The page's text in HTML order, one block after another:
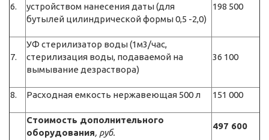
6.
устройством нанесения даты (для
бутылей цилиндрической формы 0,5 -2,0)
198 500
7.
УФ стерилизатор воды (1м3/час,
стерилизация воды, подаваемой на
вымывание дезраствора)
36 100
8. Расходная емкость нержавеющая 500 л 151 000
Стоимость дополнительного
оборудования, руб.
497 600